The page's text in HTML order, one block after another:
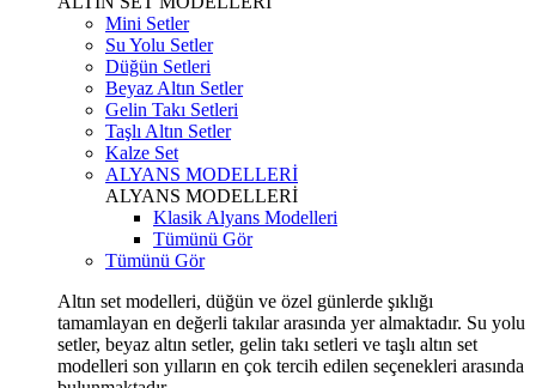
Mini Setler
Su Yolu Setler
Düğün Setleri
Beyaz Altın Setler
Gelin Takı Setleri
Taşlı Altın Setler
Kalze Set
ALYANS MODELLERİ
ALYANS MODELLERİ
Klasik Alyans Modelleri
Tümünü Gör
Tümünü Gör
Altın set modelleri, düğün ve özel günlerde şıklığı
tamamlayan en değerli takılar arasında yer almaktadır. Su yolu
setler, beyaz altın setler, gelin takı setleri ve taşlı altın set
modelleri son yılların en çok tercih edilen seçenekleri arasında